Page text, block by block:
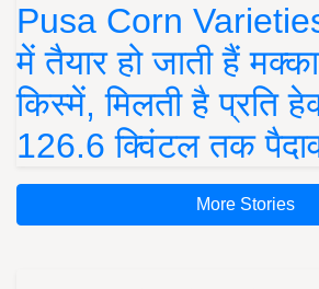
Pusa Corn
में तैयार हो जाती हैं
किस्में, मिलती है प्रति
126.6 क्विंटल तक
More Stories